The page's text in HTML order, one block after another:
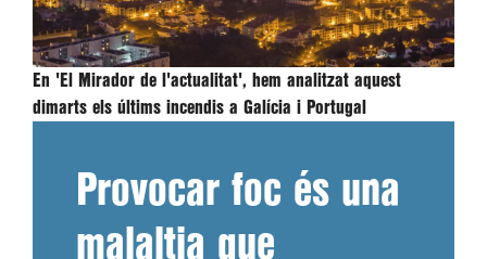
En 'El Mirador de l'actualitat', hem analitzat aquest
dimarts els últims incendis a Galícia i Portugal
Provocar foc és una
malaltia que